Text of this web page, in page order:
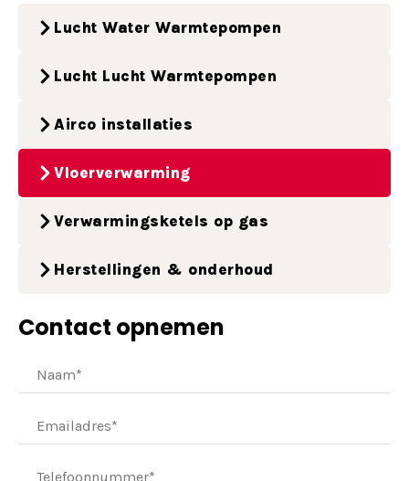
Lucht Water Warmtepompen
Lucht Lucht Warmtepompen
Airco installaties
Vloerverwarming
Verwarmingsketels op gas
Herstellingen & onderhoud
Contact opnemen